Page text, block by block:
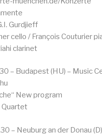
Gurdjieff
cello / François Couturier
clarinet
– Budapest (HU) – Music
New program
Quartet
– Neuburg an der Donau